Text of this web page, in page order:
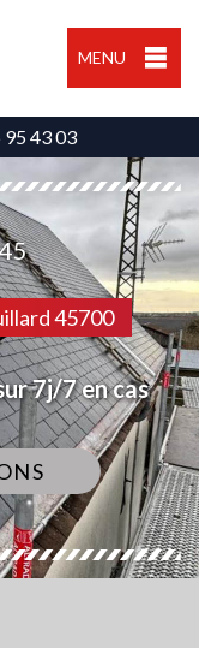
MENU
95 43 03
45700
7j/7 en cas